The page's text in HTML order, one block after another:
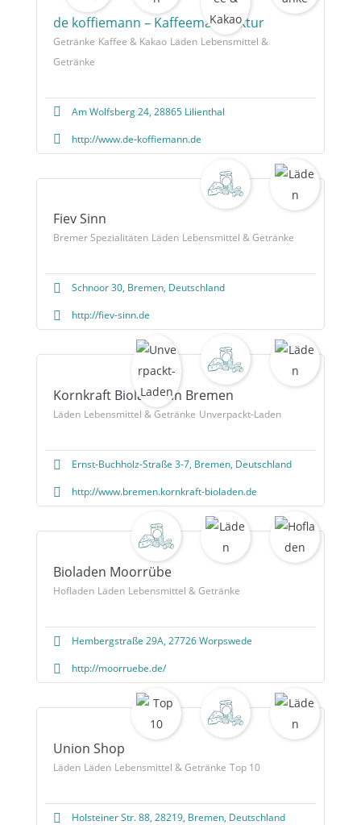
de koffiemann – Kaffeemanufaktur
Getränke Kaffee & Kakao Läden Lebensmittel &
Getränke
Am Wolfsberg 24, 28865 Lilienthal
http://www.de-koffiemann.de
Fiev Sinn
Bremer Spezialitäten Läden Lebensmittel & Getränke
Schnoor 30, Bremen, Deutschland
http://fiev-sinn.de
Kornkraft Bioladen in Bremen
Läden Lebensmittel & Getränke Unverpackt-Laden
Ernst-Buchholz-Straße 3-7, Bremen, Deutschland
http://www.bremen.kornkraft-bioladen.de
Bioladen Moorrübe
Hofladen Läden Lebensmittel & Getränke
Hembergstraße 29A, 27726 Worpswede
http://moorruebe.de/
Union Shop
Läden Läden Lebensmittel & Getränke Top 10
Holsteiner Str. 88, 28219, Bremen, Deutschland